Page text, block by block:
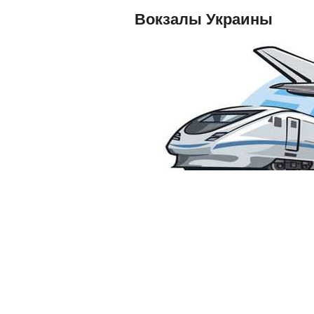
Вокзалы Украины